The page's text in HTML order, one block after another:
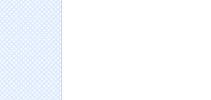
海外「日本人はなんて気高いんだ！」 英
元れいわ新選組代表・山本太郎さん、現在